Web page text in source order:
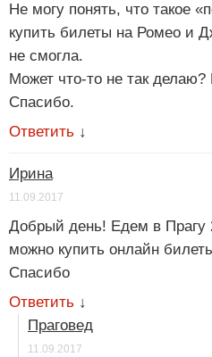
Не могу понять, что такое
купить билеты на Ромео и
не смогла.
Может что-то не так делаю?
Спасибо.
Ответить ↓
Ирина
11.09.2017
Добрый день! Едем в Прагу
можно купить онлайн
Спасибо
Ответить ↓
Праговед
11.09.2017